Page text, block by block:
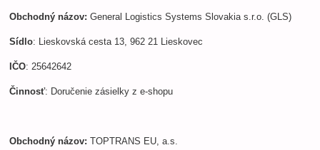
Obchodný názov: General Logistics Systems Slovakia s.r.o. (GLS)
Sídlo: Lieskovská cesta 13, 962 21 Lieskovec
IČO: 25642642
Činnosť: Doručenie zásielky z e-shopu
Obchodný názov: TOPTRANS EU, a.s.